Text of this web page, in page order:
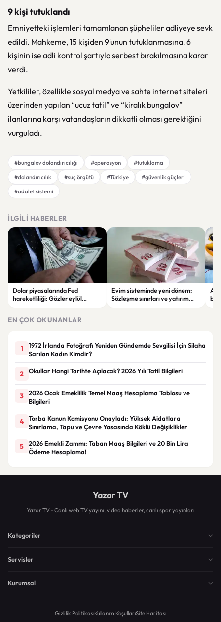
9 kişi tutuklandı
Emniyetteki işlemleri tamamlanan şüpheliler adliyeye sevk
edildi. Mahkeme, 15 kişiden 9’unun tutuklanmasına, 6
kişinin ise adli kontrol şartıyla serbest bırakılmasına karar
verdi.
Yetkililer, özellikle sosyal medya ve sahte internet siteleri
üzerinden yapılan “ucuz tatil” ve “kiralık bungalov”
ilanlarına karşı vatandaşların dikkatli olması gerektiğini
vurguladı.
#bungalov dolandırıcılığı #operasyon
#tutuklama
#dolandırıcılık
#suç örgütü #Türkiye
#güvenlik güçleri
#adalet sistemi
İLGILI HABERLER
Dolar piyasalarında Fed
hareketliliği: Gözler eylül
Evim sisteminde yeni dönem:
Sözleşme sınırları ve yatırım
EN ÇOK OKUNANLAR
1
1972 İrlanda Fotoğrafı Yeniden Gündemde Sevgilisi İçin Silaha
Sarılan Kadın Kimdir?
2 Okullar Hangi Tarihte Açılacak? 2026 Yılı Tatil Bilgileri
3
2026 Ocak Emeklilik Temel Maaş Hesaplama Tablosu ve
Bilgileri
4
Torba Kanun Komisyonu Onayladı: Yüksek Aidatlara
Sınırlama, Tapu ve Çevre Yasasında Köklü Değişiklikler
5
2026 Emekli Zammı: Taban Maaş Bilgileri ve 20 Bin Lira
Ödeme Hesaplama!
Yazar TV
Yazar TV - Canlı web TV yayını, video haberler, canlı spor yayınları
Kategoriler
Servisler
Kurumsal
Gizlilik PolitikasıKullanım KoşullarıSite Haritası